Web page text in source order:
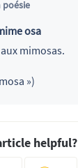
poésie
osa
mimosas.
»)
helpful?